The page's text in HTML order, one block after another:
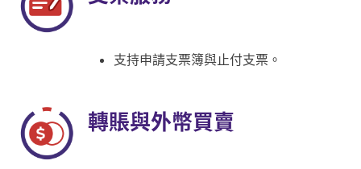
支持申請支票簿與止付支票。
轉賬與外幣買賣